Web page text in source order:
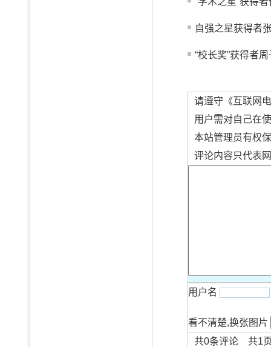
自强之星获得者
“校长奖”获得者
请遵守《互联网
用户需对自己在
本站管理员有权
评论内容只代表
用户名
看不清楚,换张图片
共0条评论 共1